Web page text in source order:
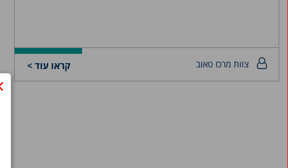
קראו עוד > צוות מרכז טאוב